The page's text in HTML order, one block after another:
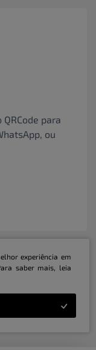
para
ou
31.415.786/0001-31 | ©
experiência em
saber mais, leia